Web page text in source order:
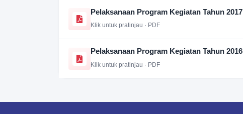
Pelaksanaan Program Kegiatan Tahun 2017
Klik untuk pratinjau · PDF
Pelaksanaan Program Kegiatan Tahun 2016
Klik untuk pratinjau · PDF